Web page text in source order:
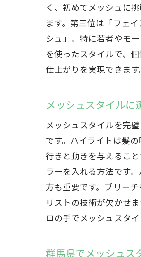
く、初めてメッシュに
ます。第三位は「フェ
シュ」。特に若者やモ
を使ったスタイルで、
仕上がりを実現できます。
メッシュスタイルに
メッシュスタイルを完
です。ハイライトは髪
行きと動きを与えるこ
ラーを入れる方法です
方も重要です。ブリー
リストの技術が欠かせ
ロの手でメッシュスタ
群馬県でメッシュス